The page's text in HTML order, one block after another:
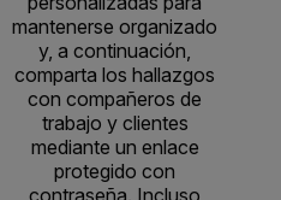
mantenerse organizado
y, a continuación,
comparta los hallazgos
con compañeros de
trabajo y clientes
mediante un enlace
protegido con